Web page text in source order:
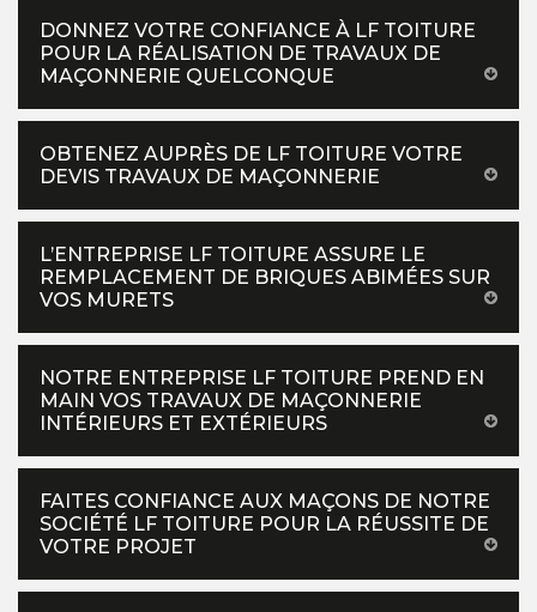
DONNEZ VOTRE CONFIANCE À LF TOITURE
POUR LA RÉALISATION DE TRAVAUX DE
MAÇONNERIE QUELCONQUE
OBTENEZ AUPRÈS DE LF TOITURE VOTRE
DEVIS TRAVAUX DE MAÇONNERIE
L’ENTREPRISE LF TOITURE ASSURE LE
REMPLACEMENT DE BRIQUES ABIMÉES SUR
VOS MURETS
NOTRE ENTREPRISE LF TOITURE PREND EN
MAIN VOS TRAVAUX DE MAÇONNERIE
INTÉRIEURS ET EXTÉRIEURS
FAITES CONFIANCE AUX MAÇONS DE NOTRE
SOCIÉTÉ LF TOITURE POUR LA RÉUSSITE DE
VOTRE PROJET